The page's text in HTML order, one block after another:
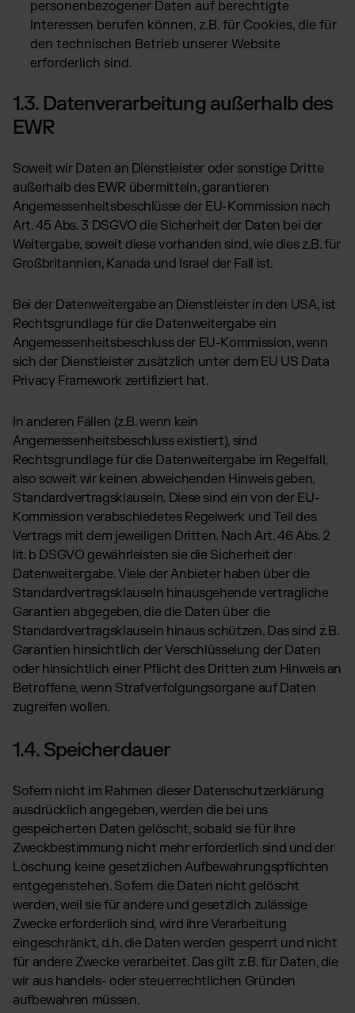
personenbezogener Daten auf berechtigte
Interessen berufen können, z.B. für Cookies, die für
den technischen Betrieb unserer Website
erforderlich sind.
1.3. Datenverarbeitung außerhalb des
EWR
Soweit wir Daten an Dienstleister oder sonstige Dritte
außerhalb des EWR übermitteln, garantieren
Angemessenheitsbeschlüsse der EU-Kommission nach
Art. 45 Abs. 3 DSGVO die Sicherheit der Daten bei der
Weitergabe, soweit diese vorhanden sind, wie dies z.B. für
Großbritannien, Kanada und Israel der Fall ist.
Bei der Datenweitergabe an Dienstleister in den USA, ist
Rechtsgrundlage für die Datenweitergabe ein
Angemessenheitsbeschluss der EU-Kommission, wenn
sich der Dienstleister zusätzlich unter dem EU US Data
Privacy Framework zertifiziert hat.
In anderen Fällen (z.B. wenn kein
Angemessenheitsbeschluss existiert), sind
Rechtsgrundlage für die Datenweitergabe im Regelfall,
also soweit wir keinen abweichenden Hinweis geben,
Standardvertragsklauseln. Diese sind ein von der EU-
Kommission verabschiedetes Regelwerk und Teil des
Vertrags mit dem jeweiligen Dritten. Nach Art. 46 Abs. 2
lit. b DSGVO gewährleisten sie die Sicherheit der
Datenweitergabe. Viele der Anbieter haben über die
Standardvertragsklauseln hinausgehende vertragliche
Garantien abgegeben, die die Daten über die
Standardvertragsklauseln hinaus schützen. Das sind z.B.
Garantien hinsichtlich der Verschlüsselung der Daten
oder hinsichtlich einer Pflicht des Dritten zum Hinweis an
Betroffene, wenn Strafverfolgungsorgane auf Daten
zugreifen wollen.
1.4. Speicherdauer
Sofern nicht im Rahmen dieser Datenschutzerklärung
ausdrücklich angegeben, werden die bei uns
gespeicherten Daten gelöscht, sobald sie für ihre
Zweckbestimmung nicht mehr erforderlich sind und der
Löschung keine gesetzlichen Aufbewahrungspflichten
entgegenstehen. Sofern die Daten nicht gelöscht
werden, weil sie für andere und gesetzlich zulässige
Zwecke erforderlich sind, wird ihre Verarbeitung
eingeschränkt, d.h. die Daten werden gesperrt und nicht
für andere Zwecke verarbeitet. Das gilt z.B. für Daten, die
wir aus handels- oder steuerrechtlichen Gründen
aufbewahren müssen.